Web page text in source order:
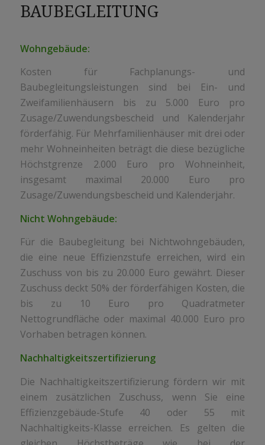
BAUBEGLEITUNG
Wohngebäude:
Kosten für Fachplanungs- und
Baubegleitungsleistungen sind bei Ein- und
Zweifamilienhäusern bis zu 5.000 Euro pro
Zusage/Zuwendungsbescheid und Kalenderjahr
förderfähig. Für Mehrfamilienhäuser mit drei oder
mehr Wohneinheiten beträgt die diese bezügliche
Höchstgrenze 2.000 Euro pro Wohneinheit,
insgesamt maximal 20.000 Euro pro
Zusage/Zuwendungsbescheid und Kalenderjahr.
Nicht Wohngebäude:
Für die Baubegleitung bei Nichtwohngebäuden,
die eine neue Effizienzstufe erreichen, wird ein
Zuschuss von bis zu 20.000 Euro gewährt. Dieser
Zuschuss deckt 50% der förderfähigen Kosten, die
bis zu 10 Euro pro Quadratmeter
Nettogrundfläche oder maximal 40.000 Euro pro
Vorhaben betragen können.
Nachhaltigkeitszertifizierung
Die Nachhaltigkeitszertifizierung fördern wir mit
einem zusätzlichen Zuschuss, wenn Sie eine
Effizienzgebäude-Stufe 40 oder 55 mit
Nachhaltigkeits-Klasse erreichen. Es gelten die